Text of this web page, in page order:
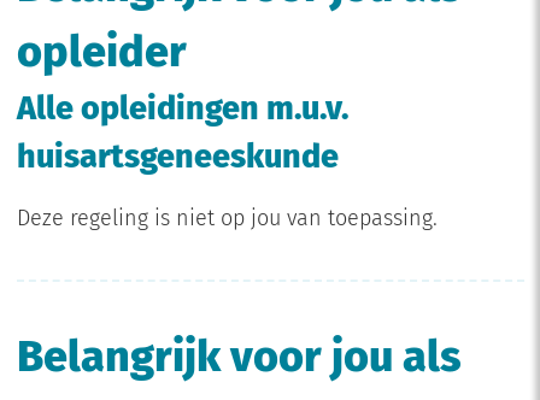
opleider
Alle opleidingen m.u.v.
huisartsgeneeskunde
Deze regeling is niet op jou van toepassing.
Belangrijk voor jou als